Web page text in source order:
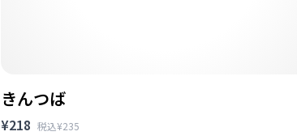
きんつば
¥218 税込¥235